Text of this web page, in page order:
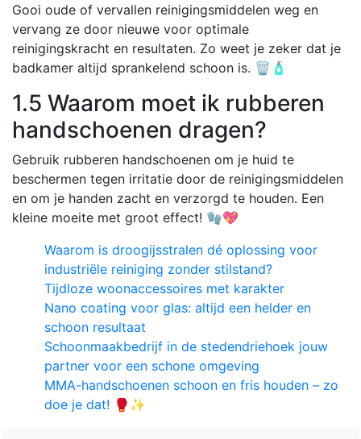
Gooi oude of vervallen reinigingsmiddelen weg en
vervang ze door nieuwe voor optimale
reinigingskracht en resultaten. Zo weet je zeker dat je
badkamer altijd sprankelend schoon is. 🗑️🧴
1.5 Waarom moet ik rubberen
handschoenen dragen?
Gebruik rubberen handschoenen om je huid te
beschermen tegen irritatie door de reinigingsmiddelen
en om je handen zacht en verzorgd te houden. Een
kleine moeite met groot effect! 🧤💖
Waarom is droogijsstralen dé oplossing voor
industriële reiniging zonder stilstand?
Tijdloze woonaccessoires met karakter
Nano coating voor glas: altijd een helder en
schoon resultaat
Schoonmaakbedrijf in de stedendriehoek jouw
partner voor een schone omgeving
MMA-handschoenen schoon en fris houden – zo
doe je dat! 🥊✨